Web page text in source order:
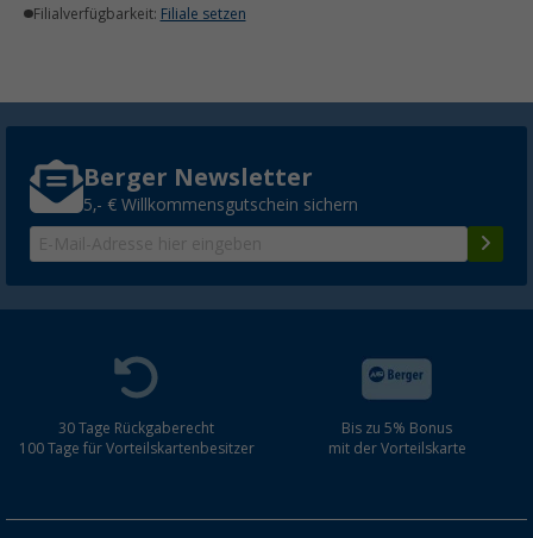
Filialverfügbarkeit: Filiale setzen
Berger Newsletter
5,- € Willkommensgutschein sichern
30 Tage Rückgaberecht
100 Tage für Vorteilskartenbesitzer
Bis zu 5% Bonus
mit der Vorteilskarte